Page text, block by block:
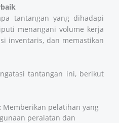
tantangan yang dihadapi
menangani volume kerja
inventaris, dan memastikan
tantangan ini, berikut
Memberikan pelatihan yang
peralatan dan